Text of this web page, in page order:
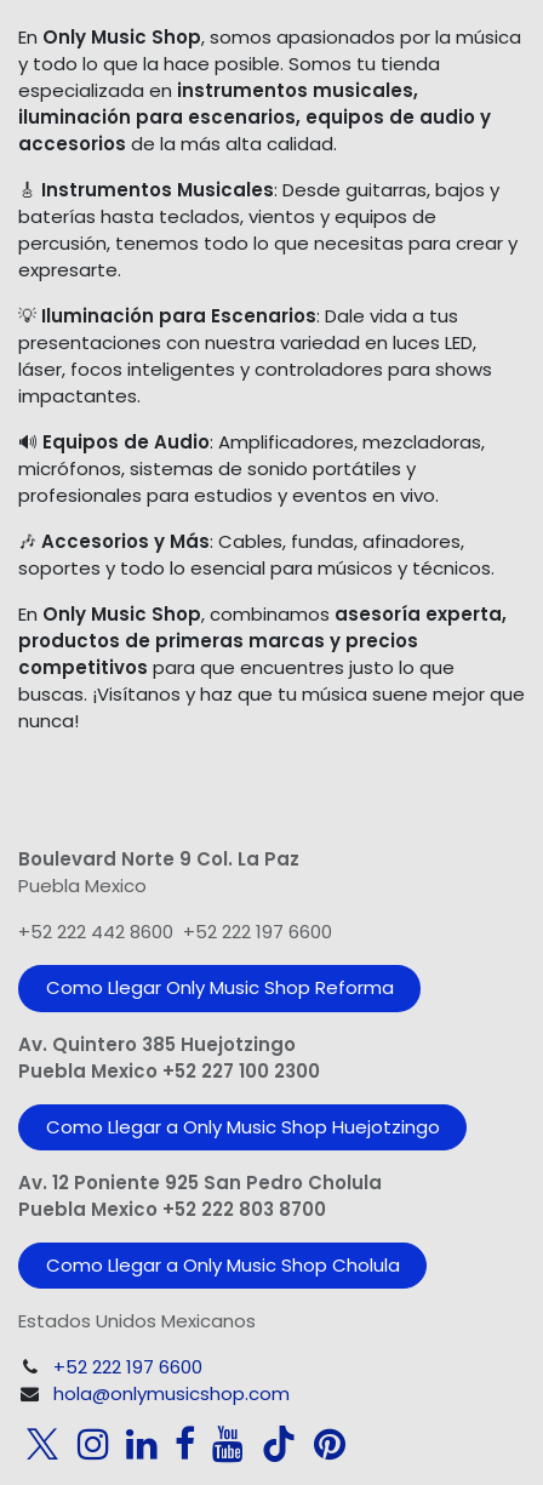
En Only Music Shop, somos apasionados por la música
y todo lo que la hace posible. Somos tu tienda
especializada en instrumentos musicales,
iluminación para escenarios, equipos de audio y
accesorios de la más alta calidad.
🎸 Instrumentos Musicales: Desde guitarras, bajos y
baterías hasta teclados, vientos y equipos de
percusión, tenemos todo lo que necesitas para crear y
expresarte.
💡 Iluminación para Escenarios: Dale vida a tus
presentaciones con nuestra variedad en luces LED,
láser, focos inteligentes y controladores para shows
impactantes.
🔊 Equipos de Audio: Amplificadores, mezcladoras,
micrófonos, sistemas de sonido portátiles y
profesionales para estudios y eventos en vivo.
🎶 Accesorios y Más: Cables, fundas, afinadores,
soportes y todo lo esencial para músicos y técnicos.
En Only Music Shop, combinamos asesoría experta,
productos de primeras marcas y precios
competitivos para que encuentres justo lo que
buscas. ¡Visítanos y haz que tu música suene mejor que
nunca!
Boulevard Norte 9 Col. La Paz
Puebla Mexico
+52 222 442 8600 +52 222 197 6600
Como Llegar Only Music Shop​ Reforma
Av. Quintero 385 Huejotzingo
Puebla Mexico +52 227 100 2300
Como Llegar a Only Music Shop Huejotzingo
Av. 12 Poniente 925 San Pedro Cholula
Puebla Mexico +52 222 803 8700
Como Llegar a Only Music Shop Cholula
Estados Unidos Mexicanos
+52 222 197 6600
hola@onlymusicshop.com